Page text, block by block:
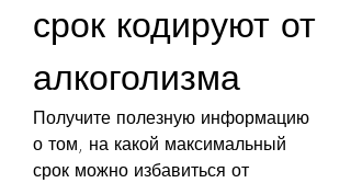
срок кодируют от
алкоголизма
Получите полезную информацию
о том, на какой максимальный
срок можно избавиться от